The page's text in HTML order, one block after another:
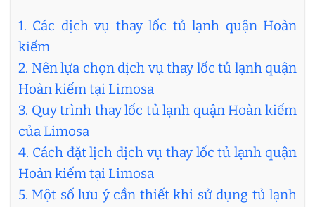
1. Các dịch vụ thay lốc tủ lạnh quận Hoàn
kiếm
2. Nên lựa chọn dịch vụ thay lốc tủ lạnh quận
Hoàn kiếm tại Limosa
3. Quy trình thay lốc tủ lạnh quận Hoàn kiếm
của Limosa
4. Cách đặt lịch dịch vụ thay lốc tủ lạnh quận
Hoàn kiếm tại Limosa
5. Một số lưu ý cần thiết khi sử dụng tủ lạnh